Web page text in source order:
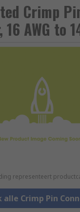
Crimp
AWG to
representeert
alle Crimp Pin